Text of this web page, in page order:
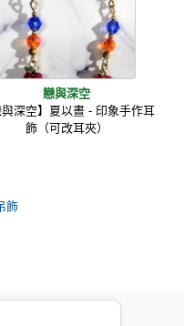
戀與深空
與深空】夏以晝 - 印象手作耳
飾（可改耳夾）
飾